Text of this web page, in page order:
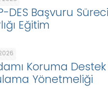
DES Başvuru
Eğitim
Koruma Destek
Yönetmeliği